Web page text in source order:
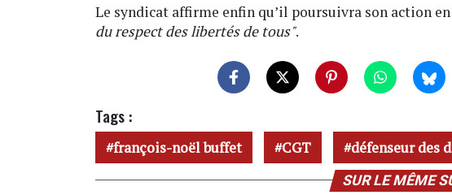
Le syndicat affirme enfin qu’il poursuivra son action
du respect des libertés de tous".
Tags :
françois-noël buffet CGT défenseur des
SUR LE MÊME